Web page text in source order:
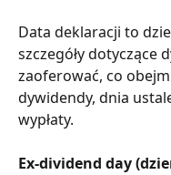
Data deklaracji to
szczegóły dotyczące
zaoferować, co
dywidendy, dnia
wypłaty.
Ex-dividend day